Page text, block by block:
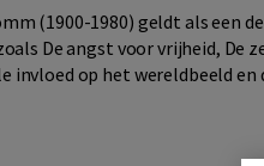
(1900-1980) geldt als een
De angst voor vrijheid, De
invloed op het wereldbeeld en